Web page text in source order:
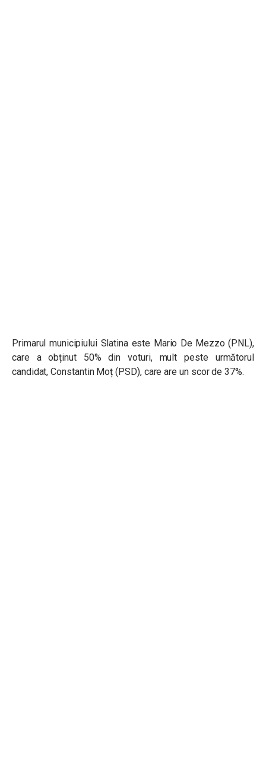
Primarul municipiului Slatina este Mario De Mezzo (PNL),
care a obținut 50% din voturi, mult peste următorul
candidat, Constantin Moț (PSD), care are un scor de 37%.